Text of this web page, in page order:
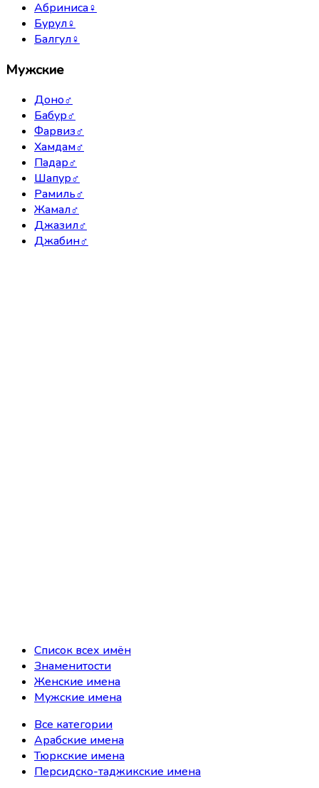
Абриниса♀
Бурул♀
Балгул♀
Мужские
Доно♂
Бабур♂
Фарвиз♂
Хамдам♂
Падар♂
Шапур♂
Рамиль♂
Жамал♂
Джазил♂
Джабин♂
Список всех имён
Знаменитости
Женские имена
Мужские имена
Все категории
Арабские имена
Тюркские имена
Персидско-таджикские имена